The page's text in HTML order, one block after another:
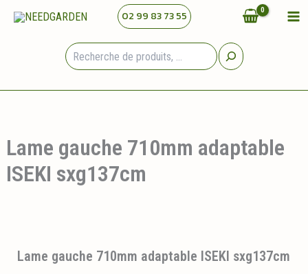
02 99 83 73 55
Lame gauche 710mm adaptable
ISEKI sxg137cm
Lame gauche 710mm adaptable ISEKI sxg137cm